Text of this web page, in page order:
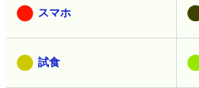
スマホ
試食